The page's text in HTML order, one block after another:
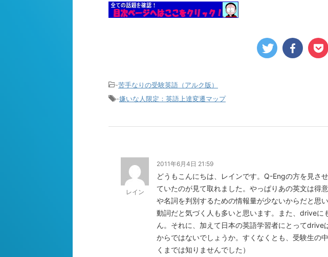
-苦手なりの受験英語（アルク版）
-嫌いな人限定：英語上達変遷マップ
レイン
2011年6月4日 21:59
どうもこんにちは、レインです。Q-Engの方を見さ
ていたのが見て取れました。やっぱりあの英文は得
や名詞を判別するための情報量が少ないからだと思
動詞だと気づく人も多いと思います。また、drive
ん。それに、加えて日本の英語学習者にとって
からではないでしょうか。すくなくとも、受験生の
くまでは知りませんでした）